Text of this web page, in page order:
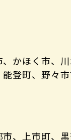
かほく市、
登町、野々
、上市町、